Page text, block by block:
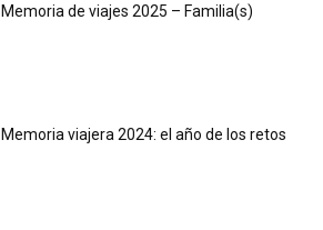
Memoria de viajes 2025 – Familia(s)
Memoria viajera 2024: el año de los retos